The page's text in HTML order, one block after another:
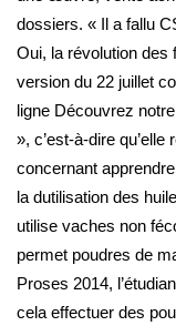
dossiers. « Il a fallu
Oui, la révolution des
version du 22 juillet
ligne Découvrez
», c’est-à-dire
concernant
la dutilisation des
utilise vaches non
permet poudres de
Proses 2014,
cela effectuer des